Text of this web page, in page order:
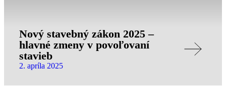
Nový stavebný zákon 2025 –
hlavné zmeny v povoľovaní
stavieb
2. apríla 2025